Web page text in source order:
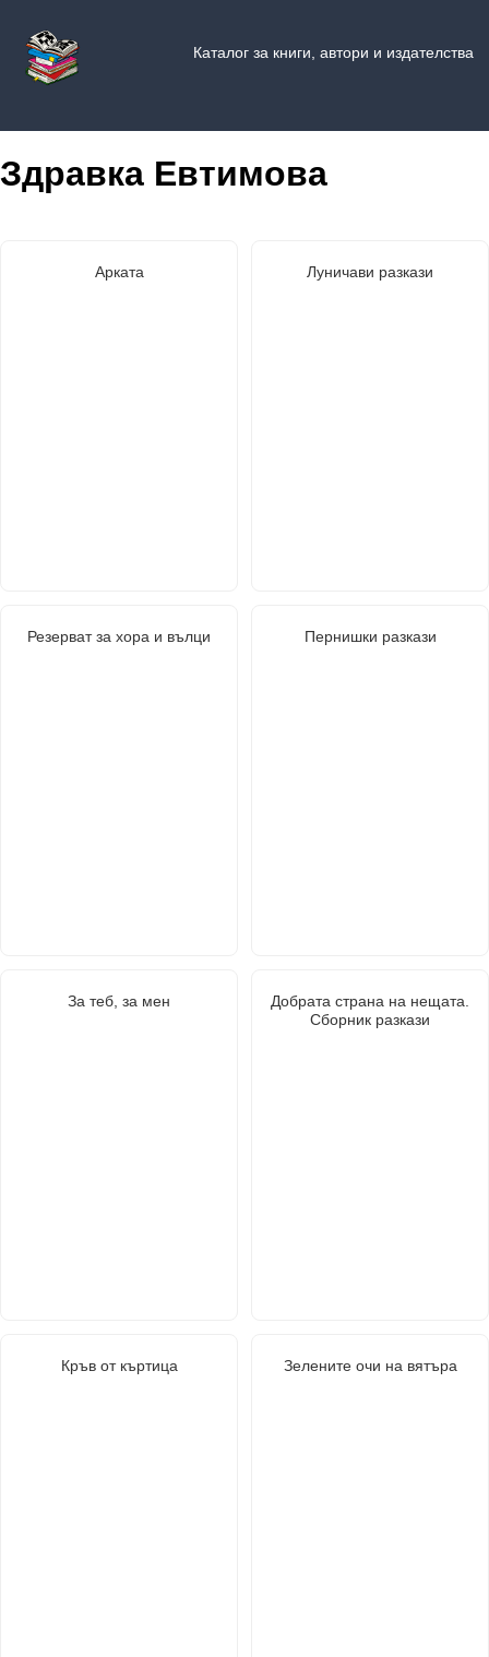
Каталог за книги, автори и издателства
Здравка Евтимова
Арката Луничави разкази
Резерват за хора и вълци Пернишки разкази
За теб, за мен
Добрата страна на нещата.
Сборник разкази
Кръв от къртица Зелените очи на вятъра